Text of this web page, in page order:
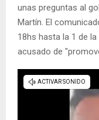
unas preguntas al
Martín. El
18hs hasta la 1 de
acusado de